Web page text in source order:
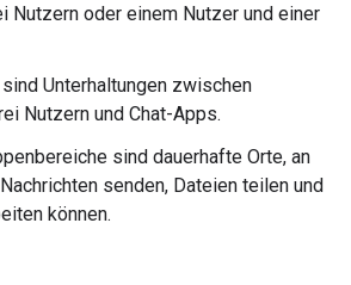
Nutzern oder einem Nutzer und einer
Unterhaltungen zwischen
Nutzern und Chat-Apps.
sind dauerhafte Orte, an
senden, Dateien teilen und
können.